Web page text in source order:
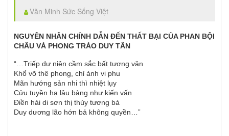
Văn Minh Sức Sống Việt
NGUYÊN NHÂN CHÍNH DẪN ĐẾN THẤT BẠI CỦA PHAN BỘI
CHÂUVÀ PHONG TRÀO DUY TÂN
“…Triếp dư niên cầm sắc bất tương văn
Khổ võ thê phong, chỉ ảnh vi phu
Mãn hướng sản nhi thì nhiệt lụy
Cửu tuyền hạ lâu bàng như kiến vấn
Điền hải di sơn thị thùy tương bá
Duy dương lão hớn bả không quyền…”